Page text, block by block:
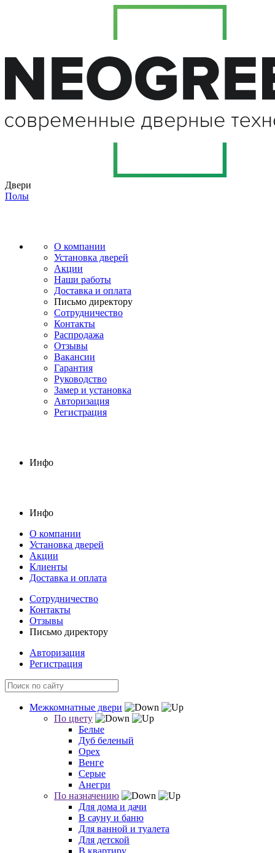
Двери
Полы
О компании
Установка дверей
Акции
Наши работы
Доставка и оплата
Письмо директору
Сотрудничество
Контакты
Распродажа
Отзывы
Вакансии
Гарантия
Руководство
Замер и установка
Авторизация
Регистрация
Инфо
Инфо
О компании
Установка дверей
Акции
Клиенты
Доставка и оплата
Сотрудничество
Контакты
Отзывы
Письмо директору
Авторизация
Регистрация
Межкомнатные двери
По цвету
Белые
Дуб беленый
Орех
Венге
Серые
Анегри
По назначению
Для дома и дачи
В сауну и баню
Для ванной и туалета
Для детской
В квартиру